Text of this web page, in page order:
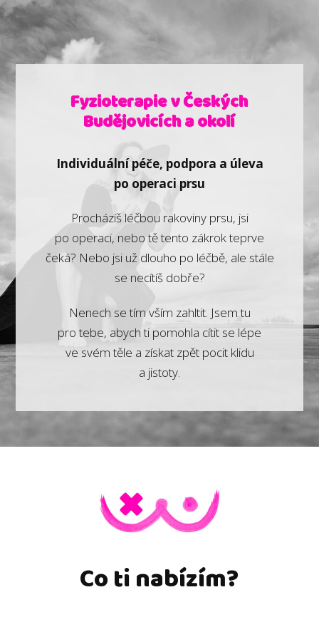
Fyzioterapie v Českých
Budějovicích a okolí
Individuální péče, podpora a úleva
po operaci prsu
Procházíš léčbou rakoviny prsu, jsi
po operaci, nebo tě tento zákrok teprve
čeká? Nebo jsi už dlouho po léčbě, ale stále
se necítíš dobře?
Nenech se tím vším zahltit. Jsem tu
pro tebe, abych ti pomohla cítit se lépe
ve svém těle a získat zpět pocit klidu
a jistoty.
Co ti nabízím?